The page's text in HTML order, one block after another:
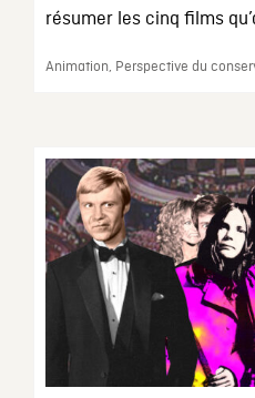
résumer les cinq films
Animation, Perspective du